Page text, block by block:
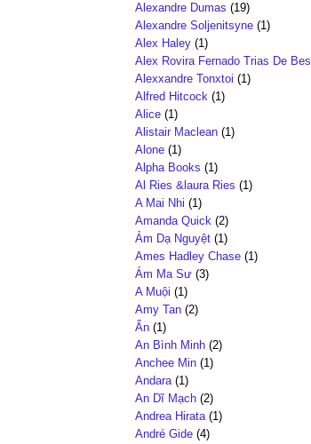
Alexandre Dumas (19)
Alexandre Soljenitsyne (1)
Alex Haley (1)
Alex Rovira Fernado Trias De Bes
Alexxandre Tonxtoi (1)
Alfred Hitcock (1)
Alice (1)
Alistair Maclean (1)
Alone (1)
Alpha Books (1)
Al Ries &laura Ries (1)
A Mai Nhi (1)
Amanda Quick (2)
Ảm Dạ Nguyệt (1)
Ames Hadley Chase (1)
Ám Ma Sư (3)
A Muội (1)
Amy Tan (2)
Ẩn (1)
An Bình Minh (2)
Anchee Min (1)
Andara(1)
An Dĩ Mạch (2)
Andrea Hirata(1)
André Gide (4)